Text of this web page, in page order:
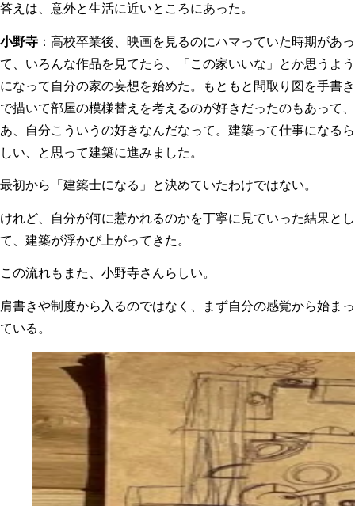
答えは、意外と生活に近いところにあった。
小野寺 ：高校卒業後、映画を見るのにハマっていた時期があっ
て、いろんな作品を見てたら、「この家いいな」とか思うよう
になって自分の家の妄想を始めた。もともと間取り図を手書き
で描いて部屋の模様替えを考えるのが好きだったのもあって、
あ、自分こういうの好きなんだなって。建築って仕事になるら
しい、と思って建築に進みました。
最初から「建築士になる」と決めていたわけではない。
けれど、自分が何に惹かれるのかを丁寧に見ていった結果とし
て、建築が浮かび上がってきた。
この流れもまた、小野寺さんらしい。
肩書きや制度から入るのではなく、まず自分の感覚から始まっ
ている。